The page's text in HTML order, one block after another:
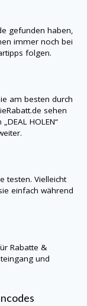
gefunden haben,
immer noch bei
folgen.
am besten durch
sehen
HOLEN“
testen. Vielleicht
einfach während
Rabatte &
und